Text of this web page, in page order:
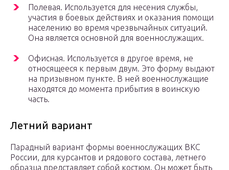
Полевая. Используется для несения службы,
участия в боевых действиях и оказания помощи
населению во время чрезвычайных ситуаций.
Она является основной для военнослужащих.
Офисная. Используется в другое время, не
относящееся к первым двум. Это форму выдают
на призывном пункте. В ней военнослужащие
находятся до момента прибытия в воинскую
часть.
Летний вариант
Парадный вариант формы военнослужащих ВКС
России, для курсантов и рядового состава, летнего
образца представляет собой костюм. Он может быть